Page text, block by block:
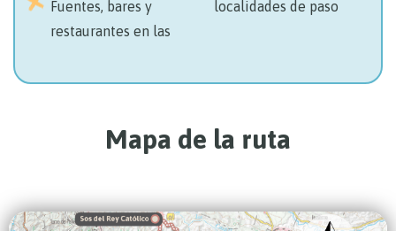
Fuentes, bares y
restaurantes en las
localidades de paso
Mapa de la ruta